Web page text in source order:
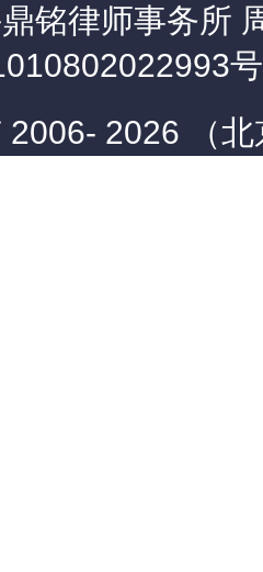
铭律师事务所
号
2006- 2026 （